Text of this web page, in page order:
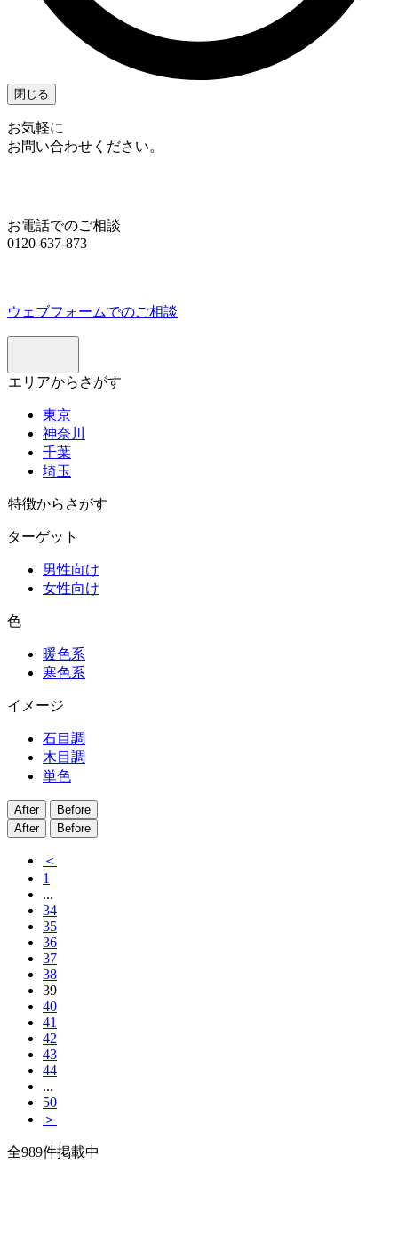
閉じる
お気軽に
お問い合わせください。
お電話でのご相談
0120-637-873
ウェブフォームでのご相談
エリアからさがす
東京
神奈川
千葉
埼玉
特徴からさがす
ターゲット
男性向け
女性向け
色
暖色系
寒色系
イメージ
石目調
木目調
単色
After
Before
After
Before
＜
1
...
34
35
36
37
38
39
40
41
42
43
44
...
50
＞
全989件掲載中